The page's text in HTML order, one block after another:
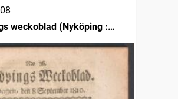
weckoblad (Nyköping :